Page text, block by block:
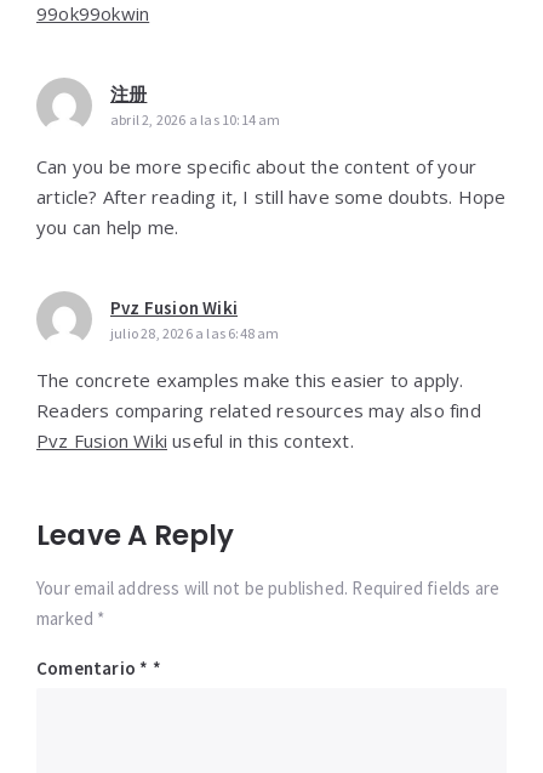
99ok99okwin
注册
abril 2, 2026 a las 10:14 am
Can you be more specific about the content of your
article? After reading it, I still have some doubts. Hope
you can help me.
Pvz Fusion Wiki
julio 28, 2026 a las 6:48 am
The concrete examples make this easier to apply.
Readers comparing related resources may also find
Pvz Fusion Wiki useful in this context.
Leave A Reply
Your email address will not be published. Required fields are
marked *
Comentario *